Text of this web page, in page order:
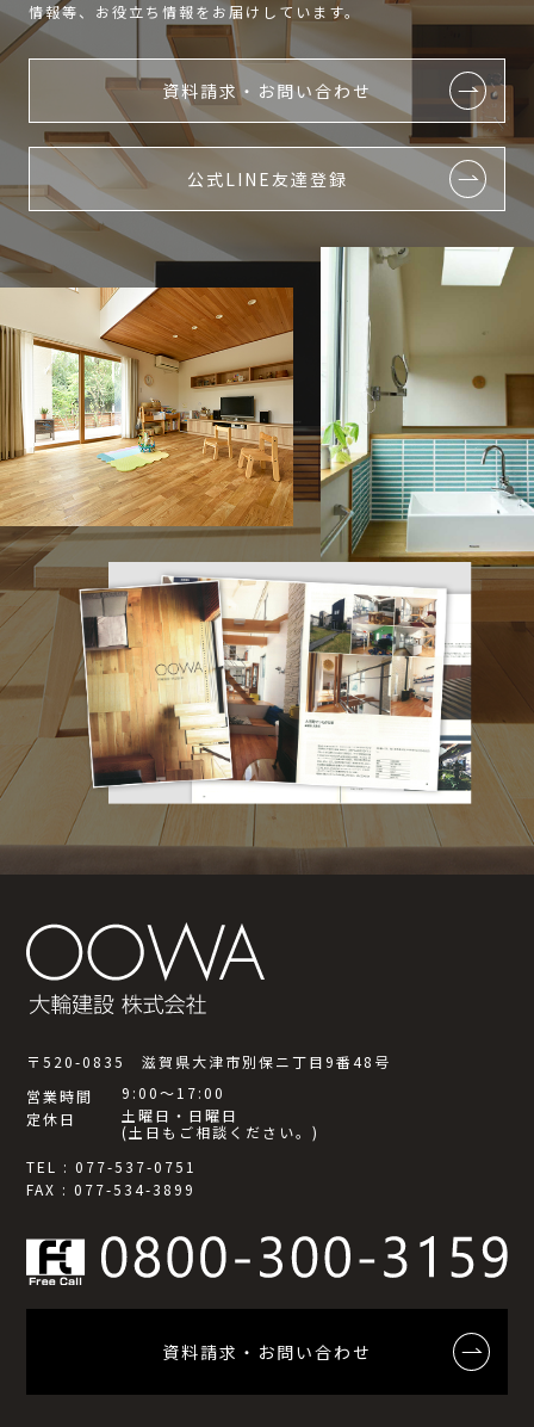
情報等、お役立ち情報をお届けしています。
資料請求・お問い合わせ
公式LINE友達登録
〒520-0835 滋賀県大津市別保ニ丁目9番48号
営業時間
9:00～17:00
定休日
土曜日・日曜日
(土日もご相談ください。)
TEL : 077-537-0751
FAX : 077-534-3899
資料請求・お問い合わせ